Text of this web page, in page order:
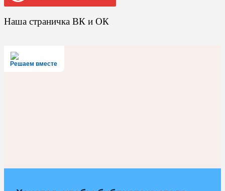
Наша страничка ВК и ОК
Решаем вместе